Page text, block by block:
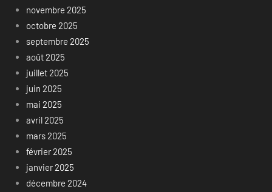
novembre 2025
octobre 2025
septembre 2025
août 2025
juillet 2025
juin 2025
mai 2025
avril 2025
mars 2025
février 2025
janvier 2025
décembre 2024